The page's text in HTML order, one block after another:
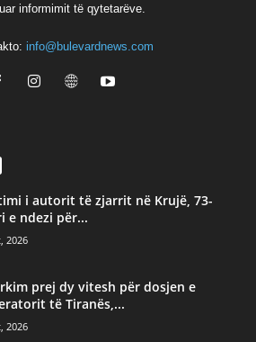
informimit të qytetarëve.
info@bulevardnews.com
i autorit të zjarrit në Krujë, 73-
e ndezi për...
2026
prej dy vitesh për dosjen e
të Tiranës,...
2026